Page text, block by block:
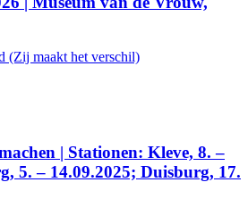
(Zij maakt het verschil)
| Stationen: Kleve, 8. –
5. – 14.09.2025; Duisburg, 17.